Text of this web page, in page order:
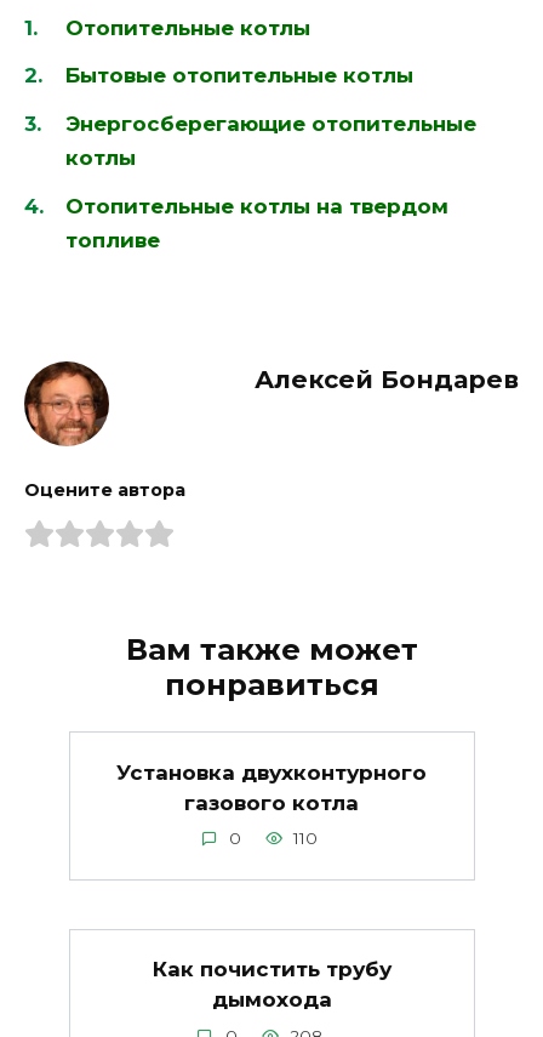
Отопительные котлы
Бытовые отопительные котлы
Энергосберегающие отопительные
котлы
Отопительные котлы на твердом
топливе
Алексей Бондарев
Оцените автора
Вам также может
понравиться
Установка двухконтурного
газового котла
0 110
Как почистить трубу
дымохода